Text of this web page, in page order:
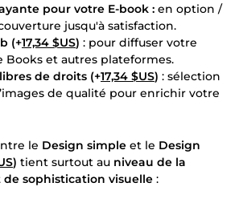
pour votre E-book : en option /
jusqu'à satisfaction.
(+17,34 $US) : pour diffuser votre
Books et autres plateformes.
de droits (+17,34 $US) : sélection
de qualité pour enrichir votre
le Design simple et le Design
) tient surtout au niveau de la
sophistication visuelle :